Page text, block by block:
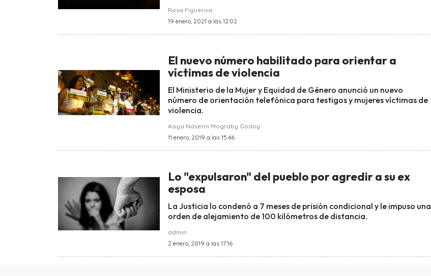
Rosa Figueroa
19 enero, 2021 a las 12:02
El nuevo número habilitado para orientar a
víctimas de violencia
El Ministerio de la Mujer y Equidad de Género anunció un nuevo
número de orientación telefónica para testigos y mujeres víctimas de
violencia.
Asiya Naserin Mograby Godoy
11 enero, 2019 a las 15:46
Lo "expulsaron" del pueblo por agredir a su ex
esposa
La Justicia lo condenó a 7 meses de prisión condicional y le impuso una
orden de alejamiento de 100 kilómetros de distancia.
admin
2 enero, 2019 a las 17:16